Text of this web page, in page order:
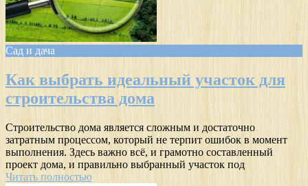
Сад и дача
Как выбрать идеальный участок для
строительства дома
Строительство дома является сложным и достаточно
затратным процессом, который не терпит ошибок в момент
выполнения. Здесь важно всё, и грамотно составленный
проект дома, и правильно выбранный участок под
Читать полностью